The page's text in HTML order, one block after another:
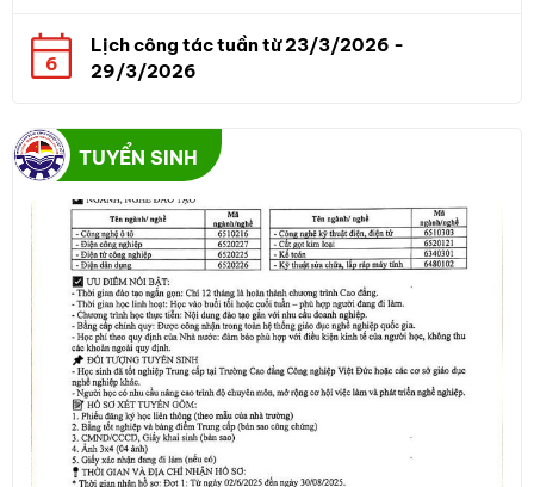
6
Lịch công tác tuần từ 23/3/2026 -
29/3/2026
TUYỂN SINH